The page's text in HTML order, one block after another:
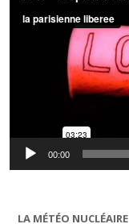
00:00
LA MÉTÉO NUCLÉAIRE